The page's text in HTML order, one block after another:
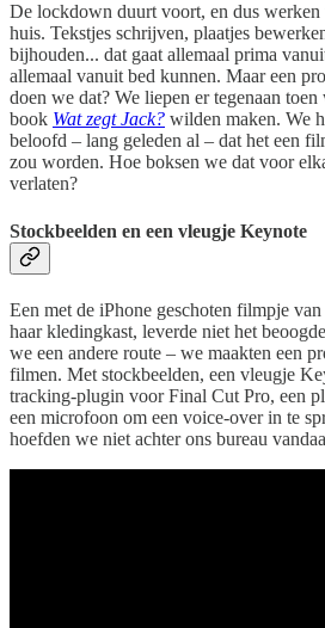
De lockdown duurt voort, en dus
huis. Tekstjes schrijven, plaatjes
bijhouden... dat gaat allemaal prima
allemaal vanuit bed kunnen. Maar een
doen we dat? We liepen er tegenaan
book Wat zegt Jack? wilden maken. We
beloofd – lang geleden al – dat het een
zou worden. Hoe boksen we dat voor
verlaten?
Stockbeelden en een vleugje Keynote
Een met de iPhone geschoten filmpje
haar kledingkast, leverde niet het
we een andere route – we maakten een
filmen. Met stockbeelden, een vleugje
tracking-plugin voor Final Cut Pro, een
een microfoon om een voice-over in te
hoefden we niet achter ons bureau